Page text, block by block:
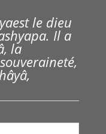
le dieu
Il a
la